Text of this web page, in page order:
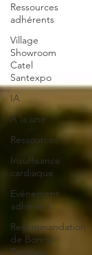
Ressources
adhérents
Village
Showroom
Catel
Santexpo
IA
A la une
Ressources
Insuffisance
cardiaque
Evénement
adhérent
Recommandation
de Bonne
Pratique